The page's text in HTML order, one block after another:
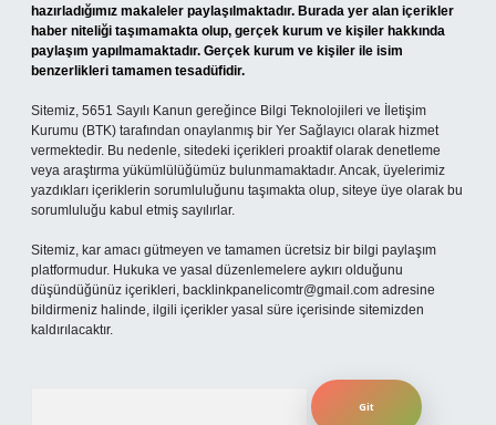
hazırladığımız makaleler paylaşılmaktadır. Burada yer alan içerikler
haber niteliği taşımamakta olup, gerçek kurum ve kişiler hakkında
paylaşım yapılmamaktadır. Gerçek kurum ve kişiler ile isim
benzerlikleri tamamen tesadüfidir.
Sitemiz, 5651 Sayılı Kanun gereğince Bilgi Teknolojileri ve İletişim
Kurumu (BTK) tarafından onaylanmış bir Yer Sağlayıcı olarak hizmet
vermektedir. Bu nedenle, sitedeki içerikleri proaktif olarak denetleme
veya araştırma yükümlülüğümüz bulunmamaktadır. Ancak, üyelerimiz
yazdıkları içeriklerin sorumluluğunu taşımakta olup, siteye üye olarak bu
sorumluluğu kabul etmiş sayılırlar.
Sitemiz, kar amacı gütmeyen ve tamamen ücretsiz bir bilgi paylaşım
platformudur. Hukuka ve yasal düzenlemelere aykırı olduğunu
düşündüğünüz içerikleri, backlinkpanelicomtr@gmail.com adresine
bildirmeniz halinde, ilgili içerikler yasal süre içerisinde sitemizden
kaldırılacaktır.